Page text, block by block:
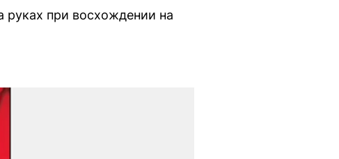
руках при восхождении на